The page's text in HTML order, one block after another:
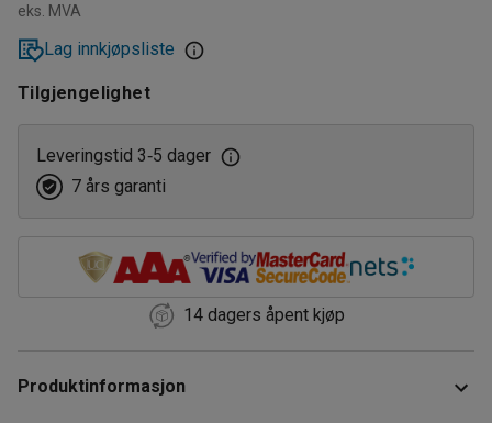
eks. MVA
Lag innkjøpsliste
Tilgjengelighet
Leveringstid 3‑5 dager
7 års garanti
14 dagers åpent kjøp
Produktinformasjon